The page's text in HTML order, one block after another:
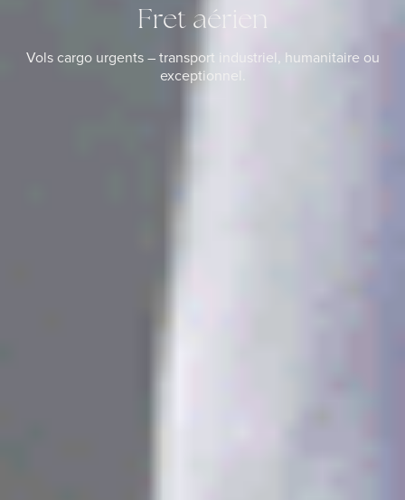
Fret aérien
Vols cargo urgents – transport industriel, humanitaire ou
exceptionnel.